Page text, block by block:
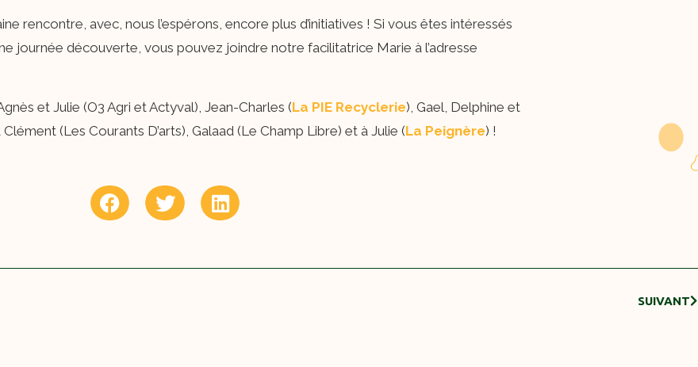
rencontre, avec, nous l’espérons, encore plus d’initiatives ! Si vous êtes intéressés
journée découverte, vous pouvez joindre notre facilitatrice Marie à l’adresse
et Julie (O3 Agri et Actyval), Jean-Charles (La PIE Recyclerie), Gael, Delphine et
(Les Courants D’arts), Galaad (Le Champ Libre) et à Julie (La Peignère) !
SUIVANT